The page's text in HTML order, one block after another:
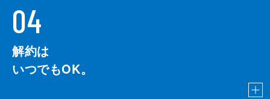
04
解約は
いつでもOK。